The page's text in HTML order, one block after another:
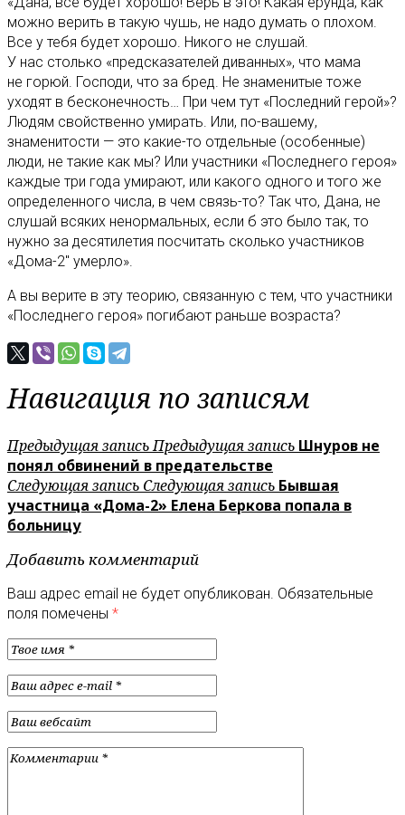
можно верить в такую чушь, не надо думать о плохом.
Все у тебя будет хорошо. Никого не слушай.
У нас столько «предсказателей диванных», что мама
не горюй. Господи, что за бред. Не знаменитые тоже
уходят в бесконечность… При чем тут «Последний герой»?
Людям свойственно умирать. Или, по-вашему,
знаменитости — это какие-то отдельные (особенные)
люди, не такие как мы? Или участники «Последнего героя»
каждые три года умирают, или какого одного и того же
определенного числа, в чем связь-то? Так что, Дана, не
слушай всяких ненормальных, если б это было так, то
нужно за десятилетия посчитать сколько участников
«Дома-2″ умерло».
А вы верите в эту теорию, связанную с тем, что участники
«Последнего героя» погибают раньше возраста?
Навигация по записям
Предыдущая записьПредыдущая запись Шнуров не
понял обвинений в предательстве
Следующая запись Следующая запись Бывшая
участница «Дома-2» Елена Беркова попала в
больницу
Добавить комментарий
Ваш адрес email не будет опубликован. Обязательные
поля помечены *